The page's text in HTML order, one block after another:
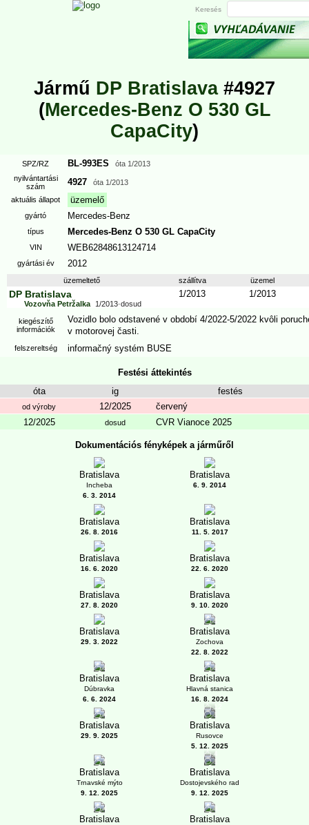
Jármű DP Bratislava#4927
(Mercedes-Benz O 530 GL
CapaCity)
SPZ/RZ BL-993ES óta 1/2013
nyilvántartási
szám
4927 óta 1/2013
aktuális állapot üzemelő
gyártó Mercedes-Benz
típus Mercedes-Benz O 530 GL CapaCity
VIN WEB62848613124714
gyártási év 2012
üzemeltető szállítva üzemel
DP Bratislava 1/2013 1/2013
Vozovňa Petržalka 1/2013-dosud
kiegészítő
információk
Vozidlo bolo odstavené v období 4/2022-5/2022 kvôli
v motorovej časti.
felszereltség informačný systém BUSE
Festési áttekintés
óta
ig festés
od výroby 12/2025
červený
12/2025
dosud CVR Vianoce 2025
Dokumentációs fényképek a járműről
Bratislava
Incheba
6. 3. 2014
Bratislava
6. 9. 2014
Bratislava
26. 8. 2016
Bratislava
11. 5. 2017
Bratislava
16. 6. 2020
Bratislava
22. 6. 2020
Bratislava
27. 8. 2020
Bratislava
9. 10. 2020
Bratislava
29. 3. 2022
1
Bratislava
Zochova
22. 8. 2022
1
Bratislava
Dúbravka
6. 6. 2024
1
Bratislava
Hlavná stanica
16. 8. 2024
4
Bratislava
29. 9. 2025
12
1
Bratislava
Rusovce
5. 12. 2025
5
Bratislava
Trnavské mýto
9. 12. 2025
4
1
Bratislava
Dostojevského rad
9. 12. 2025
4
Bratislava
3
Bratislava
Keresés